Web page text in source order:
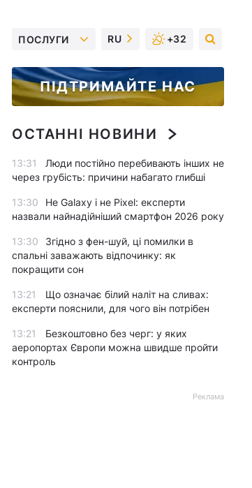
ПОСЛУГИ RU +32
ПІДТРИМАЙТЕ НАС
ОСТАННІ НОВИНИ
13:31
Люди постійно перебивають інших не
через грубість: причини набагато глибші
13:30
Не Galaxy і не Pixel: експерти
назвали найнадійніший смартфон 2026 року
13:30
Згідно з фен-шуй, ці помилки в
спальні заважають відпочинку: як
покращити сон
13:21
Що означає білий наліт на сливах:
експерти пояснили, для чого він потрібен
13:21
Безкоштовно без черг: у яких
аеропортах Європи можна швидше пройти
контроль
Реклама